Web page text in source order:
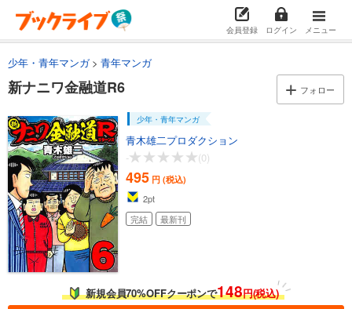
会員登録 ログイン メニュー
少年・青年マンガ 青年マンガ
新ナニワ金融道R6 フォロー
少年・青年マンガ
青木雄二プロダクション
-
(0)
495 円 (税込)
2pt
完結
最新刊
新規会員70%OFFクーポンで148円(税込)